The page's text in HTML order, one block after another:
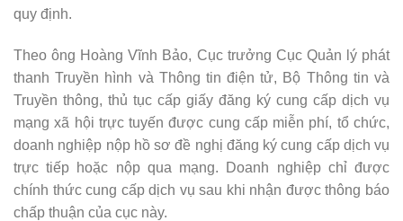
quy định.
Theo ông Hoàng Vĩnh Bảo, Cục trưởng Cục Quản lý phát
thanh Truyền hình và Thông tin điện tử, Bộ Thông tin và
Truyền thông, thủ tục cấp giấy đăng ký cung cấp dịch vụ
mạng xã hội trực tuyến được cung cấp miễn phí, tổ chức,
doanh nghiệp nộp hồ sơ đề nghị đăng ký cung cấp dịch vụ
trực tiếp hoặc nộp qua mạng. Doanh nghiệp chỉ được
chính thức cung cấp dịch vụ sau khi nhận được thông báo
chấp thuận của cục này.